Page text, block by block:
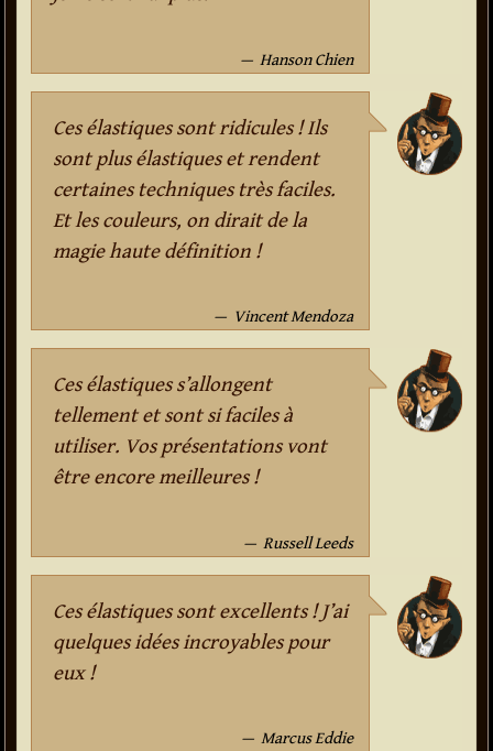
Hanson Chien
Ces élastiques sont ridicules ! Ils
sont plus élastiques et rendent
certaines techniques très faciles.
Et les couleurs, on dirait de la
magie haute définition !
Vincent Mendoza
Ces élastiques s’allongent
tellement et sont si faciles à
utiliser. Vos présentations vont
être encore meilleures !
Russell Leeds
Ces élastiques sont excellents ! J’ai
quelques idées incroyables pour
eux !
Marcus Eddie